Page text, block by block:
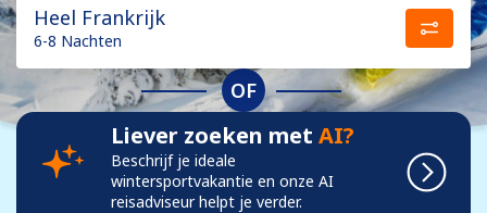
Heel Frankrijk
6-8 Nachten
OF
Liever zoeken met AI?
Beschrijf je ideale
wintersportvakantie en onze AI
reisadviseur helpt je verder.